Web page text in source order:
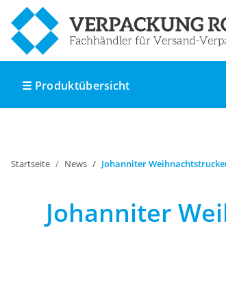
☰ Produktübersicht
Startseite News Johanniter
Johanniter